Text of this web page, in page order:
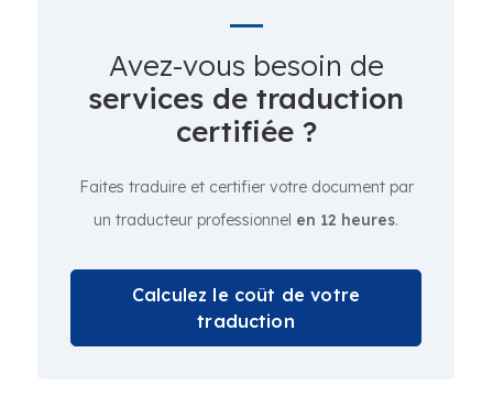
Avez-vous besoin de
services de traduction
certifiée ?
Faites traduire et certifier votre document par
un traducteur professionnel en 12 heures.
Calculez le coût de votre
traduction